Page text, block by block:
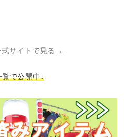
式サイトで見る→
覧で公開中↓